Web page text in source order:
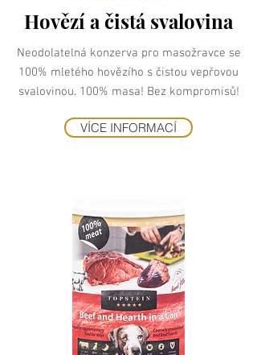
Hovězí a čistá svalovina
Neodolatelná konzerva pro masožravce se
100% mletého hovězího s čistou vepřovou
svalovinou. 100% masa! Bez kompromisů!
VÍCE INFORMACÍ